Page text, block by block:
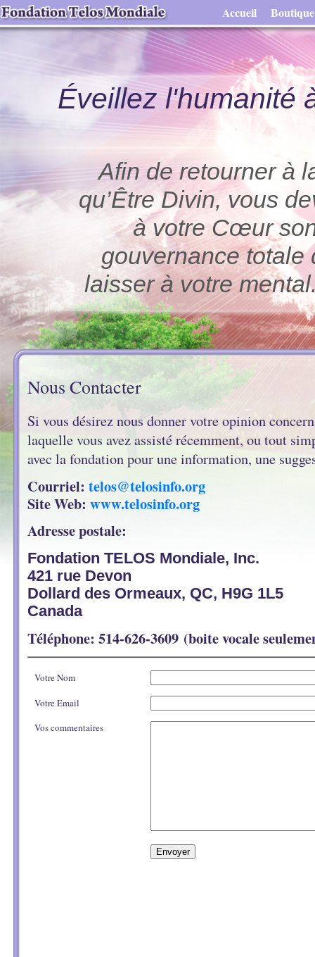
Accueil Boutique
Éveillez l'humanité
Afin de retourner à
qu’Être Divin, vous
à votre Cœur
gouvernance
laisser à votre
Nous Contacter
Si vous désirez nous donner votre opinion
laquelle vous avez assisté récemment, ou tout
avec la fondation pour une information, une
Courriel: telos@telosinfo.org
Site Web: www.telosinfo.org
Adresse postale:
Fondation TELOS Mondiale, Inc.
421 rue Devon
Dollard des Ormeaux, QC, H9G 1L5
Canada
Téléphone: 514-626-3609 (boite vocale
Votre Nom
Votre Email
Vos commentaires